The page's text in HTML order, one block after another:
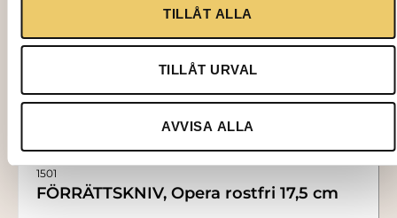
TILLÅT ALLA
TILLÅT URVAL
AVVISA ALLA
1501
FÖRRÄTTSKNIV, Opera rostfri 17,5 cm